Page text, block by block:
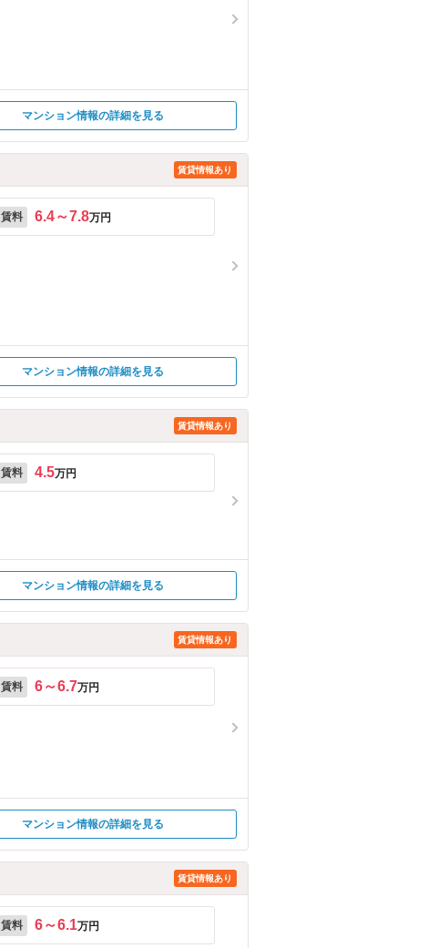
マンション情報の詳細を見る
賃貸情報あり
賃料 6.4～7.8万円
マンション情報の詳細を見る
賃貸情報あり
賃料 4.5万円
マンション情報の詳細を見る
賃貸情報あり
賃料 6～6.7万円
マンション情報の詳細を見る
賃貸情報あり
賃料 6～6.1万円